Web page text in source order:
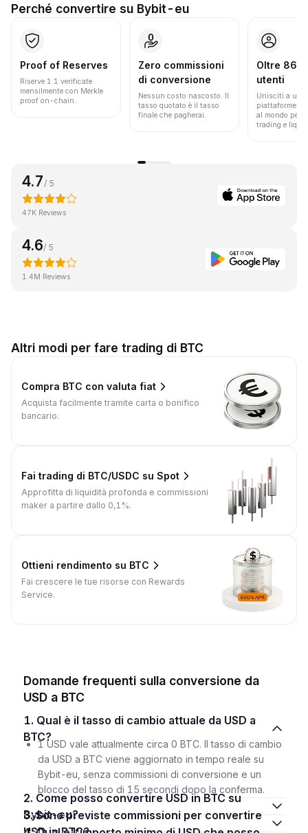
Perché convertire su Bybit-eu
Proof of Reserves
Riserve 1:1 verificate
mensilmente con Merkle
proof on-chain.
Zero commissioni
di conversione
Nessun costo nascosto. Il
tasso quotato è il tasso
finale che pagherai.
Oltre 86
utenti
Unisciti a una
piattaforme
al mondo per
trading e
4.7 / 5
47K Reviews
4.6/ 5
1.4M Reviews
Altri modi per fare trading di BTC
Compra BTC con valuta fiat
Acquista facilmente tramite carta o bonifico
bancario.
Fai trading di BTC/USDC su Spot
Approfitta di liquidità profonda e commissioni
maker a partire dallo 0,1%.
Ottieni rendimento su BTC
Fai crescere le tue risorse con Rewards
Service.
Domande frequenti sulla conversione da
USD a BTC
1. Qual è il tasso di cambio attuale da USD a
BTC?
1 USD vale attualmente circa 0 BTC. Il tasso di cambio
da USD a BTC viene aggiornato in tempo reale su
Bybit-eu, senza commissioni di conversione e un
blocco del tasso di 15 secondi dopo la conferma.
2. Come posso convertire USD in BTC su
Bybit-eu?
3. Sono previste commissioni per convertire